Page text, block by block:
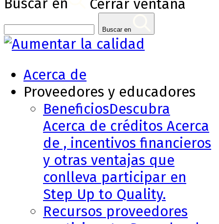
Buscar en Cerrar ventana
Buscar en
Acerca de
Proveedores y educadores
BeneficiosDescubra
Acerca de créditos Acerca
de , incentivos financieros
y otras ventajas que
conlleva participar en
Step Up to Quality.
Recursos proveedores